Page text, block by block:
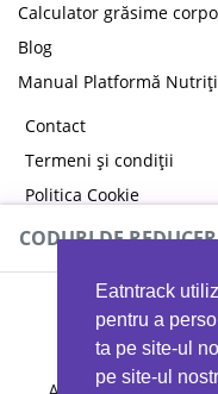
Eatntrack
pentru a
ta pe site-ul
pe site-ul
Calculator grăsime
Blog
Manual Platformă
Contact
Termeni și condiții
Politica Cookie
Politica de
CODURI DE